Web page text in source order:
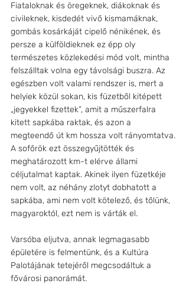
Fiataloknak és öregeknek, diákoknak és
civileknek, kisdedét vivő kismamáknak,
gombás kosárkáját cipelő nénikének, és
persze a külföldieknek ez épp oly
természetes közlekedési mód volt, mintha
felszálltak volna egy távolsági buszra. Az
egészben volt valami rendszer is, mert a
helyiek közül sokan, kis füzetből kitépett
„jegyekkel fizettek”, amit a műszerfalra
kitett sapkába raktak, és azon a
megteendő út km hossza volt rányomtatva.
A sofőrök ezt összegyűjtötték és
meghatározott km-t elérve állami
céljutalmat kaptak. Akinek ilyen füzetkéje
nem volt, az néhány zlotyt dobhatott a
sapkába, ami nem volt kötelező, és tőlünk,
magyaroktól, ezt nem is várták el.
Varsóba eljutva, annak legmagasabb
épületére is felmentünk, és a Kultúra
Palotájának tetejéről megcsodáltuk a
fővárosi panorámát.